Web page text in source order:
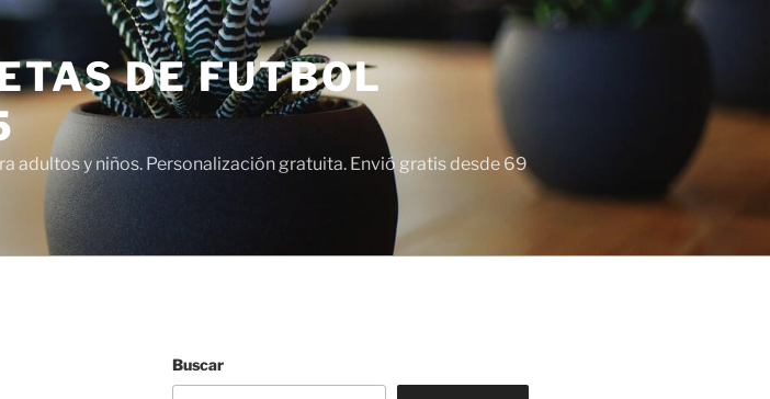
DE FUTBOL
adultos y niños. Personalización gratuita. Envió gratis desde 69
Buscar